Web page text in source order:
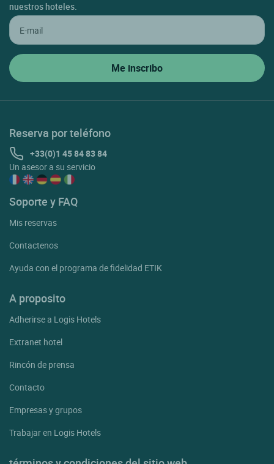
nuestros hoteles.
Reserva por teléfono
+33(0)1 45 84 83 84
Un asesor a su servicio
Soporte y FAQ
Mis reservas
Contactenos
Ayuda con el programa de fidelidad ETIK
A proposito
Adherirse a Logis Hotels
Extranet hotel
Rincón de prensa
Contacto
Empresas y grupos
Trabajar en Logis Hotels